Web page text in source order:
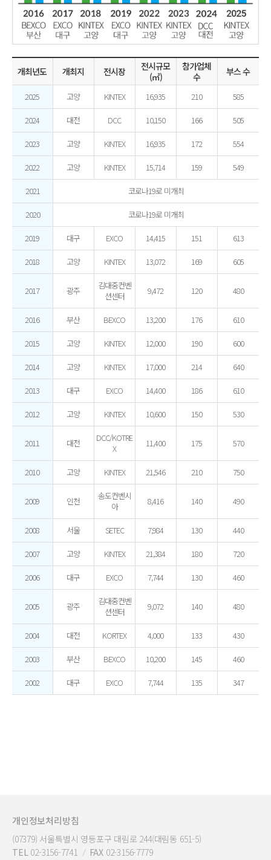
개최년도 개최지 전시장
전시규모
(㎡)
참가업체
수
부스 수
2025 고양 KINTEX 16,935 210 585
2024 대전 DCC 10,150 166 505
2023 고양 KINTEX 16,935 172 554
2022 고양 KINTEX 15,714 159 549
2021 코로나19로 미개최
2020 코로나19로 미개최
2019 대구 EXCO 14,415 151 613
2018 고양 KINTEX 13,072 169 605
2017 광주
김대중컨벤
션센터
9,472 120 480
2016 부산 BEXCO 13,200 176 610
2015 고양 KINTEX 12,000 190 600
2014 고양 KINTEX 17,000 214 640
2013 대구 EXCO 14,400 186 610
2012 고양 KINTEX 10,600 150 530
2011 대전
DCC/KOTRE
X
11,400 175 570
2010 고양 KINTEX 21,546 210 750
2009 인천
송도컨벤시
아
8,416 140 490
2008 서울 SETEC 7,984 130 440
2007 고양 KINTEX 21,384 180 720
2006 대구 EXCO 7,744 130 460
2005 광주
김대중컨벤
션센터
9,072 140 480
2004 대전 KORTEX 4,000 133 430
2003 부산 BEXCO 10,200 145 460
2002 대구 EXCO 7,744 135 347
개인정보처리방침
(07379) 서울특별시 영등포구 대림로 244(대림동 651-5)
TEL02-3156-7741 FAX 02-3156-7779